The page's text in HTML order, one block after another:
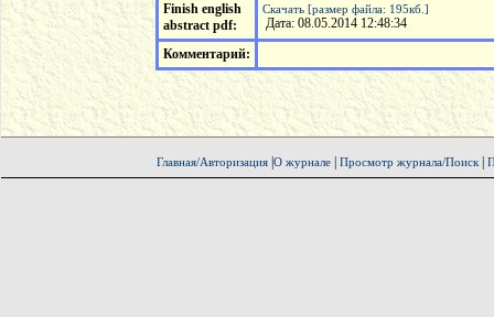
Finish english
abstract pdf:
Скачать [размер файла: 195кб.]
Дата: 08.05.2014 12:48:34
Комментарий:
Главная/Авторизация| О журнале| Просмотр журнала/Поиск|